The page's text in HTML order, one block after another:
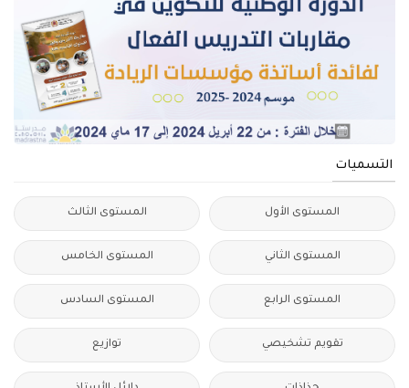
التسميات
المستوى الأول المستوى الثالث
المستوى الثاني المستوى الخامس
المستوى الرابع المستوى السادس
تقويم تشخيصي توازيع